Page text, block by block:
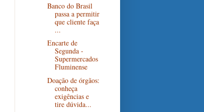
Banco do Brasil
passa a permitir
que cliente faça
...
Encarte de
Segunda -
Supermercados
Fluminense
Doação de órgãos:
conheça
exigências e
tire dúvida...